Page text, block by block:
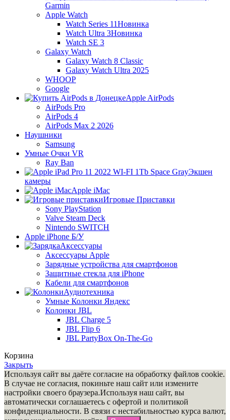
Garmin
Apple Watch
Watch Series 11Новинка
Watch Ultra 3Новинка
Watch SE 3
Galaxy Watch
Galaxy Watch 8 Classic
Galaxy Watch Ultra 2025
WHOOP
Google
Apple AirPods
AirPods Pro
AirPods 4
AirPods Max 2 2026
Наушники
Samsung
Умные Очки VR
Ray Ban
Экшен
камеры
Apple iMac
Игровые Приставки
Sony PlayStation
Valve Steam Deck
Nintendo SWITCH
Apple iPhone Б/У
Аксессуары
Аксессуары Apple
Зарядные устройства для смартфонов
Защитные стекла для iPhone
Кабели для смартфонов
Аудиотехника
Умные Колонки Яндекс
Колонки JBL
JBL Charge 5
JBL Flip 6
JBL PartyBox On-The-Go
Корзина
Закрыть
Используя сайт вы даёте согласие на обработку файлов cookie.
В случае не согласия, покиньте наш сайт или измените
настройки своего браузера.Используя наш сайт, вы
автоматически соглашаетесь с офертой и политикой
конфиденциальности. В связи c нестабильностью курса валют,